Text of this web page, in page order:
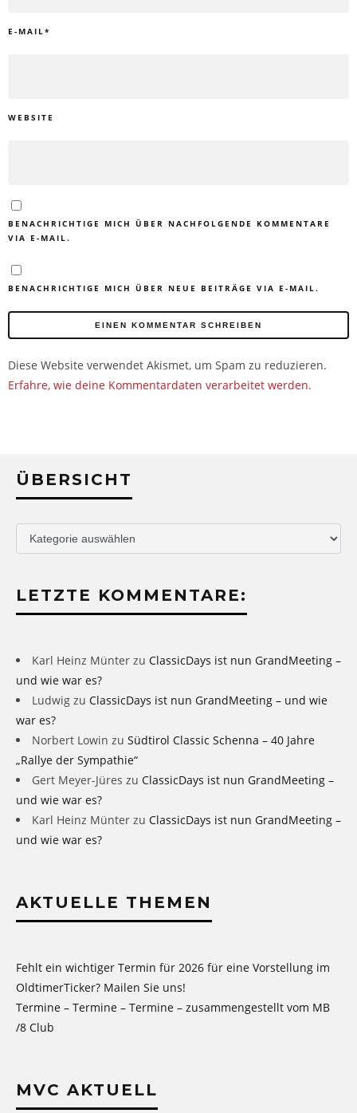
E-MAIL*
WEBSITE
BENACHRICHTIGE MICH ÜBER NACHFOLGENDE KOMMENTARE
VIA E-MAIL.
BENACHRICHTIGE MICH ÜBER NEUE BEITRÄGE VIA E-MAIL.
Diese Website verwendet Akismet, um Spam zu reduzieren.
Erfahre, wie deine Kommentardaten verarbeitet werden.
ÜBERSICHT
Übersicht
LETZTE KOMMENTARE:
Karl Heinz Münter zu ClassicDays ist nun GrandMeeting –
und wie war es?
Ludwig zu ClassicDays ist nun GrandMeeting – und wie
war es?
Norbert Lowin zu Südtirol Classic Schenna – 40 Jahre
„Rallye der Sympathie“
Gert Meyer-Jüres zu ClassicDays ist nun GrandMeeting –
und wie war es?
Karl Heinz Münter zu ClassicDays ist nun GrandMeeting –
und wie war es?
AKTUELLE THEMEN
Fehlt ein wichtiger Termin für 2026 für eine Vorstellung im
OldtimerTicker? Mailen Sie uns!
Termine – Termine – Termine – zusammengestellt vom MB
/8 Club
MVC AKTUELL